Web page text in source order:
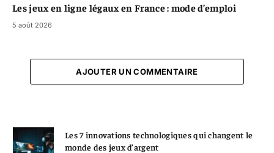
Les jeux en ligne légaux en France : mode d’emploi
5 août 2026
AJOUTER UN COMMENTAIRE
Les 7 innovations technologiques qui changent le
monde des jeux d’argent